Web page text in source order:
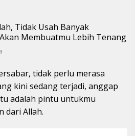
tidak perlu merasa
kini sedang terjadi, anggap
adalah pintu untukmu
dari Allah.